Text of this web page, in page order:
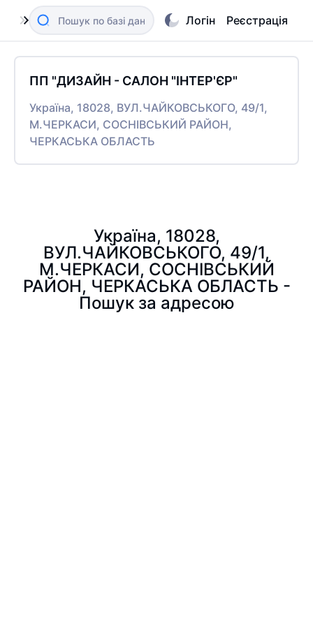
Логін Реєстрація
ПП "ДИЗАЙН - САЛОН "ІНТЕР'ЄР"
Україна, 18028, ВУЛ.ЧАЙКОВСЬКОГО, 49/1,
М.ЧЕРКАСИ, СОСНІВСЬКИЙ РАЙОН,
ЧЕРКАСЬКА ОБЛАСТЬ
Україна, 18028,
ВУЛ.ЧАЙКОВСЬКОГО, 49/1,
М.ЧЕРКАСИ, СОСНІВСЬКИЙ
РАЙОН, ЧЕРКАСЬКА ОБЛАСТЬ -
Пошук за адресою